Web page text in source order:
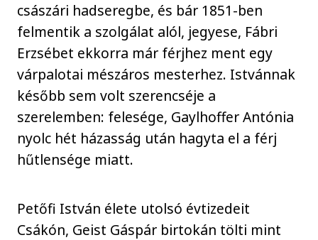
császári hadseregbe, és bár 1851-ben
felmentik a szolgálat alól, jegyese, Fábri
Erzsébet ekkorra már férjhez ment egy
várpalotai mészáros mesterhez. Istvánnak
később sem volt szerencséje a
szerelemben: felesége, Gaylhoffer Antónia
nyolc hét házasság után hagyta el a férj
hűtlensége miatt.
Petőfi István élete utolsó évtizedeit
Csákón, Geist Gáspár birtokán tölti mint